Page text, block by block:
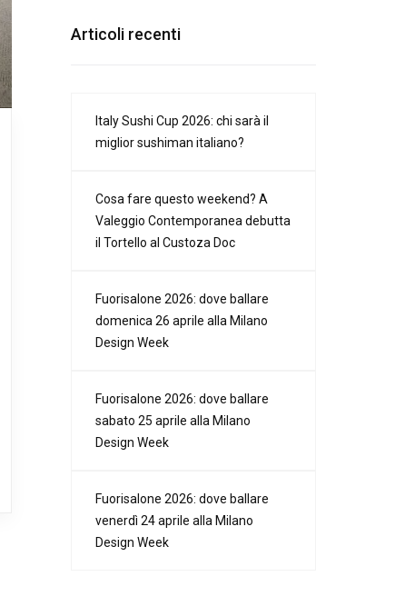
Articoli recenti
Italy Sushi Cup 2026: chi sarà il
miglior sushiman italiano?
Cosa fare questo weekend? A
Valeggio Contemporanea debutta
il Tortello al Custoza Doc
Fuorisalone 2026: dove ballare
domenica 26 aprile alla Milano
Design Week
Fuorisalone 2026: dove ballare
sabato 25 aprile alla Milano
Design Week
Fuorisalone 2026: dove ballare
venerdì 24 aprile alla Milano
Design Week